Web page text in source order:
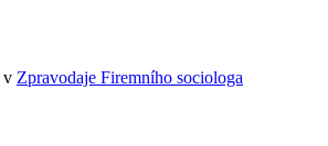
v Zpravodaje Firemního sociologa